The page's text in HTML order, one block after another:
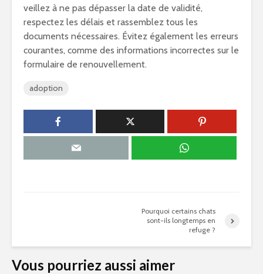
veillez à ne pas dépasser la date de validité,
respectez les délais et rassemblez tous les
documents nécessaires. Évitez également les erreurs
courantes, comme des informations incorrectes sur le
formulaire de renouvellement.
adoption
Pourquoi certains chats
sont-ils longtemps en
refuge ?
Vous pourriez aussi aimer